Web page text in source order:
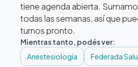
tiene agenda abierta.
todas las semanas, así que
turnos pronto.
Mientras tanto, podés ver:
Anestesiología
Federada